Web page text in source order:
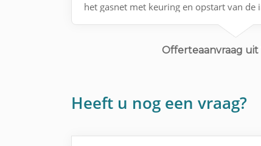
het gasnet met keuring en opstart van de
Offerteaanvraag uit
Heeft u nog een vraag?